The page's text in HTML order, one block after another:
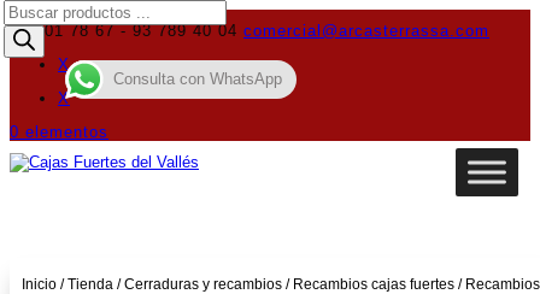
619 01 78 67 - 93 789 40 04 comercial@arcasterrassa.com
X
X
0 elementos
Búsqueda
de
productos
Inicio /Tienda /Cerraduras y recambios / Recambios cajas fuertes / Recambios
Consulta con WhatsApp